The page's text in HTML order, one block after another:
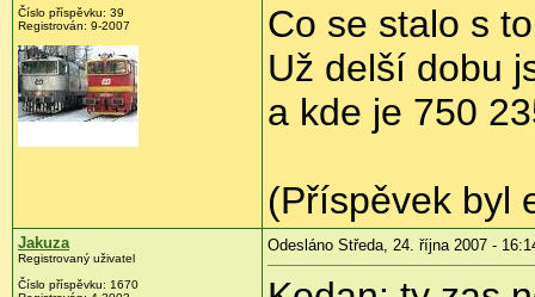
Číslo příspěvku: 39
Registrován: 9-2007
Co se stalo s
Už delší dobu
a kde je 750
(Příspěvek byl
Jakuza
Registrovaný uživatel
Číslo příspěvku: 1670
Odesláno Středa, 24. října 2007 -